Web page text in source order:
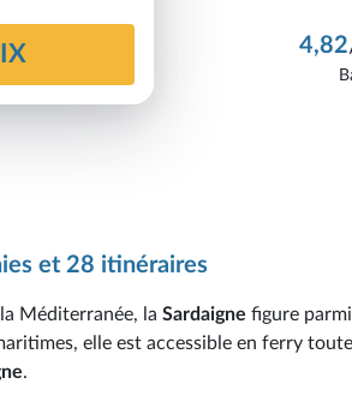
4,82
et 28 itinéraires
Méditerranée, la Sardaigne figure
elle est accessible en ferry toute
.